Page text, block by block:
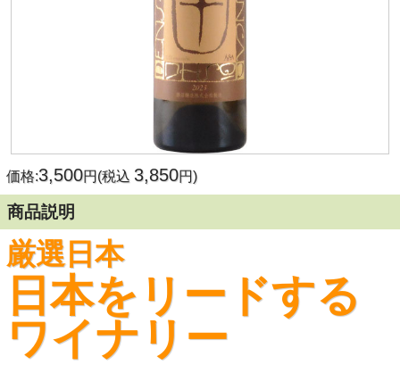
価格:3,500円(税込 3,850円)
商品説明
厳選日本
日本をリードする
ワイナリー